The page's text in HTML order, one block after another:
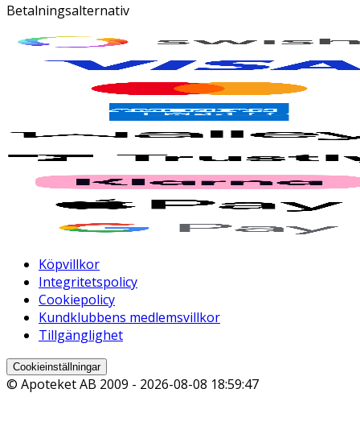
Betalningsalternativ
Köpvillkor
Integritetspolicy
Cookiepolicy
Kundklubbens medlemsvillkor
Tillgänglighet
Cookieinställningar
© Apoteket AB 2009 - 2026-08-08 18:59:47